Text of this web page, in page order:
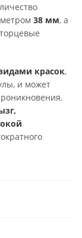
38 мм, а
красок,
и может